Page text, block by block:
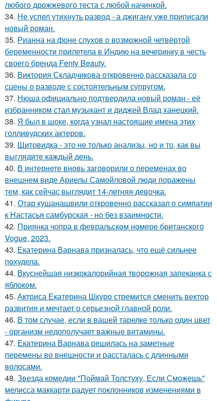
любого дрожжевого теста с любой начинкой.
34. Не успел утихнуть развод - а джигану уже приписали
новый роман.
35. Рианна на фоне слухов о возможной четвёртой
беременности прилетела в Индию на вечеринку в честь
своего бренда Fenty Beauty.
36. Виктория Складчикова откровенно рассказала со
сцены о разводе с состоятельным супругом.
37. Нюша официально подтвердила новый роман - её
избранником стал музыкант и диджей Влад ханецкий.
38. Я был в шоке, когда узнал настоящие имена этих
голливудских актеров.
39. Щитовидка - это не только анализы, но и то, как вы
выглядите каждый день.
40. В интернете вновь заговорили о переменах во
внешнем виде Ариелы Самойловой люди поражены
тем, как сейчас выглядит 14-летняя девочка.
41. Отар кушанашвили откровенно рассказал о симпатии
к Настасья самбурская - но без взаимности.
42. Приянка чопра в февральском номере британского
Vogue, 2023.
43. Екатерина Варнава призналась, что ещё сильнее
похудела.
44. Вкуснейшая низкокалорийная творожная запеканка с
яблоком.
45. Актриса Екатерина Шкуро стремится сменить вектор
развития и мечтает о серьезной главной роли.
46. В том случае, если в вашей тарелке только один цвет
- организм недополучает важные витамины.
47. Екатерина Варнава решилась на заметные
перемены во внешности и рассталась с длинными
волосами.
48. Звезда комедии "Поймай Толстуху, Если Сможешь"
мелисса маккарти радует поклонников изменениями в